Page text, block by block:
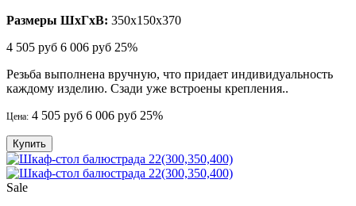
Размеры ШхГхВ: 350x150x370
4 505 руб 6 006 руб 25%
Резьба выполнена вручную, что придает индивидуальность
каждому изделию. Сзади уже встроены крепления..
Цена: 4 505 руб 6 006 руб 25%
Купить
Sale